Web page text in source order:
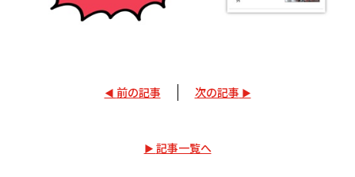
前の記事 次の記事
記事一覧へ